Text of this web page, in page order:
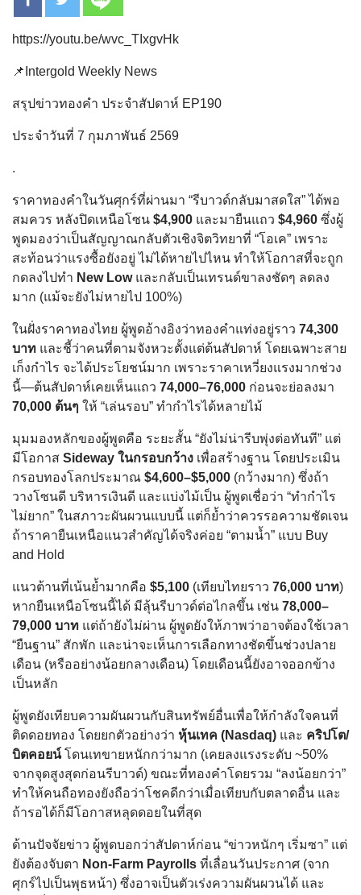
https://youtu.be/wvc_TIxgvHk
📌Intergold Weekly News
สรุปข่าวทองคำ ประจำสัปดาห์ EP190
ประจำวันที่ 7 กุมภาพันธ์ 2569
.
ราคาทองคำในวันศุกร์ที่ผ่านมา “รีบาวด์กลับมาสดใส” ได้พอ
สมควร หลังปิดเหนือโซน $4,900 และมายืนแถว $4,960 ซึ่งผู้
พูดมองว่าเป็นสัญญาณกลับตัวเชิงจิตวิทยาที่ “โอเค” เพราะ
สะท้อนว่าแรงซื้อยังอยู่ ไม่ได้หายไปไหน ทำให้โอกาสที่จะถูก
กดลงไปทำ New Lowและกลับเป็นเทรนด์ขาลงชัดๆ ลดลง
มาก (แม้จะยังไม่หายไป 100%)
ในฝั่งราคาทองไทย ผู้พูดอ้างอิงว่าทองคำแท่งอยู่ราว 74,300
บาท และชี้ว่าคนที่ตามจังหวะตั้งแต่ต้นสัปดาห์ โดยเฉพาะสาย
เก็งกำไร จะได้ประโยชน์มาก เพราะราคาเหวี่ยงแรงมากช่วง
นี้—ต้นสัปดาห์เคยเห็นแถว 74,000–76,000 ก่อนจะย่อลงมา
70,000 ต้นๆ ให้ “เล่นรอบ” ทำกำไรได้หลายไม้
มุมมองหลักของผู้พูดคือ ระยะสั้น “ยังไม่น่ารีบพุ่งต่อทันที” แต่
มีโอกาส Sideway ในกรอบกว้าง เพื่อสร้างฐาน โดยประเมิน
กรอบทองโลกประมาณ $4,600–$5,000 (กว้างมาก) ซึ่งถ้า
วางโซนดี บริหารเงินดี และแบ่งไม้เป็น ผู้พูดเชื่อว่า “ทำกำไร
ไม่ยาก” ในสภาวะผันผวนแบบนี้ แต่ก็ย้ำว่าควรรอความชัดเจน
ถ้าราคายืนเหนือแนวสำคัญได้จริงค่อย “ตามน้ำ” แบบ Buy
and Hold
แนวต้านที่เน้นย้ำมากคือ $5,100 (เทียบไทยราว 76,000 บาท)
หากยืนเหนือโซนนี้ได้ มีลุ้นรีบาวด์ต่อไกลขึ้น เช่น 78,000–
79,000 บาท แต่ถ้ายังไม่ผ่าน ผู้พูดยังให้ภาพว่าอาจต้องใช้เวลา
“ยืนฐาน” สักพัก และน่าจะเห็นการเลือกทางชัดขึ้นช่วงปลาย
เดือน (หรืออย่างน้อยกลางเดือน) โดยเดือนนี้ยังอาจออกข้าง
เป็นหลัก
ผู้พูดยังเทียบความผันผวนกับสินทรัพย์อื่นเพื่อให้กำลังใจคนที่
ติดดอยทอง โดยยกตัวอย่างว่า หุ้นเทค (Nasdaq) และ คริปโต/
บิตคอยน์โดนเทขายหนักกว่ามาก (เคยลงแรงระดับ ~50%
จากจุดสูงสุดก่อนรีบาวด์) ขณะที่ทองคำโดยรวม “ลงน้อยกว่า”
ทำให้คนถือทองยังถือว่าโชคดีกว่าเมื่อเทียบกับตลาดอื่น และ
ถ้ารอได้ก็มีโอกาสหลุดดอยในที่สุด
ด้านปัจจัยข่าว ผู้พูดบอกว่าสัปดาห์ก่อน “ข่าวหนักๆ เริ่มซา” แต่
ยังต้องจับตา Non-Farm Payrolls ที่เลื่อนวันประกาศ (จาก
ศุกร์ไปเป็นพุธหน้า) ซึ่งอาจเป็นตัวเร่งความผันผวนได้ และ